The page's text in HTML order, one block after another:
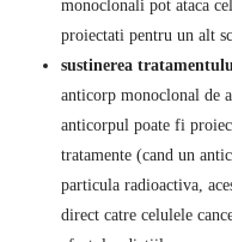
monoclonali pot ataca
proiectati pentru un alt
sustinerea
anticorp monoclonal de
anticorpul poate fi
tratamente (cand un
particula radioactiva,
direct catre celulele